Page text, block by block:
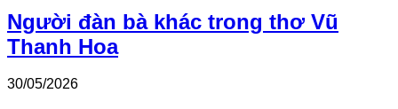
Người đàn bà khác trong thơ Vũ
Thanh Hoa
30/05/2026